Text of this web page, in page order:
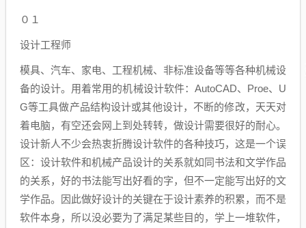
０１
设计工程师
模具、汽车、家电、工程机械、非标准设备等等各种机械设
备的设计。用着常用的机械设计软件：AutoCAD、Proe、U
G等工具做产品结构设计或其他设计，不断的修改，天天对
着电脑，有空还会网上到处转转，做设计需要很好的耐心。
设计新人不少会热衷折腾设计软件的各种技巧，这是一个误
区：设计软件和机械产品设计的关系就如同书法和文学作品
的关系，好的书法能写出好看的字，但不一定能写出好的文
学作品。因此做好设计的关键在于设计素养的积累，而不是
软件本身，所以没必要为了满足某些目的，学上一堆软件，